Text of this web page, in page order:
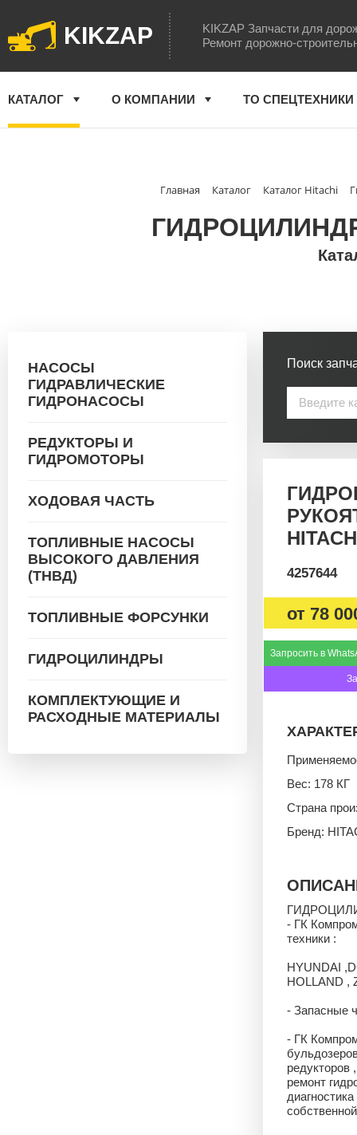
KIKZAP
KIKZAP Запчасти для
Ремонт дорожно-
КАТАЛОГ О КОМПАНИИ ТО СПЕЦТЕХНИКИ
Главная Каталог Каталог Hitachi
ГИДРОЦИЛИНДР
НАСОСЫ
ГИДРАВЛИЧЕСКИЕ
ГИДРОНАСОСЫ
РЕДУКТОРЫ И
ГИДРОМОТОРЫ
ХОДОВАЯ ЧАСТЬ
ТОПЛИВНЫЕ НАСОСЫ
ВЫСОКОГО ДАВЛЕНИЯ
(ТНВД)
ТОПЛИВНЫЕ ФОРСУНКИ
ГИДРОЦИЛИНДРЫ
КОМПЛЕКТУЮЩИЕ И
РАСХОДНЫЕ МАТЕРИАЛЫ
Поиск
4257644
от 78
Запросить в
Вес: 178 КГ
Страна
Бренд:
- ГК
техники :
HYUNDAI
HOLLAND ,
- Запасные
- ГК
редукторов
ремонт